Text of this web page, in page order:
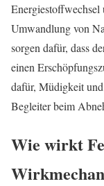
Energiestoffwechsel
Umwandlung von
sorgen dafür, dass
einen
dafür, Müdigkeit
Begleiter beim
Wie wirkt